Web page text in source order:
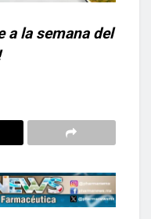
a la semana del